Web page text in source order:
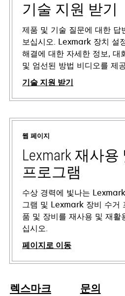
기술 지원 받기
제품 및 기술 질문에 대한 답
보십시오. Lexmark 장치 설
해결에 대한 자세한 정보, 대
및 엄선된 방법 비디오를 제
기술 지원 받기
새
탭
웹 페이지
Lexmark 재사
프로그램
수상 경력에 빛나는
그램 및 Lexmark 장비 수거
품 및 장비를 재사용 및 재활
십시오.
페이지로 이동
렉스마크 문의